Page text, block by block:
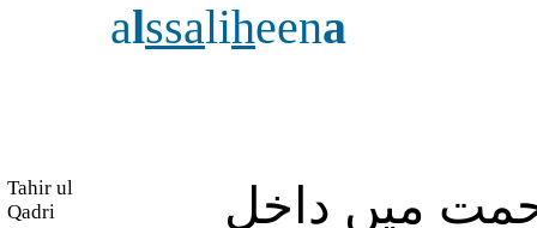
alssaliheena
Tahir ul
Qadri
میں داخل